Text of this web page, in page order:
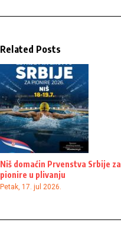
Related Posts
Niš domaćin Prvenstva Srbije za
pionire u plivanju
Petak, 17. jul 2026.